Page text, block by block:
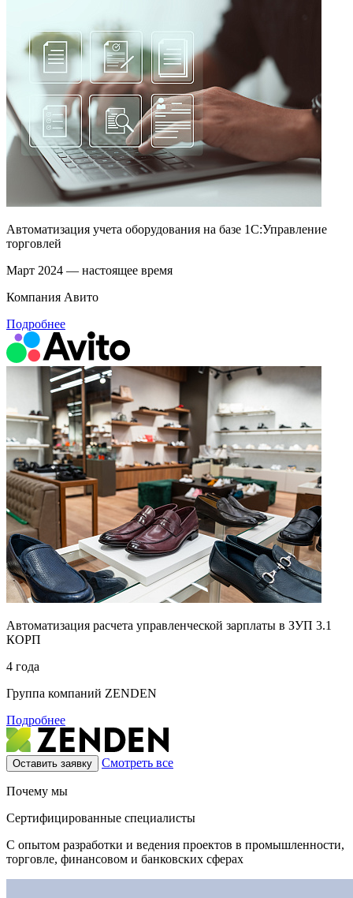
Автоматизация учета оборудования на базе 1С:Управление
торговлей
Март 2024 — настоящее время
Компания Авито
Подробнее
Автоматизация расчета управленческой зарплаты в ЗУП 3.1
КОРП
4 года
Группа компаний ZENDEN
Подробнее
Оставить заявку Смотреть все
Почему мы
Сертифицированные специалисты
С опытом разработки и ведения проектов в промышленности,
торговле, финансовом и банковских сферах